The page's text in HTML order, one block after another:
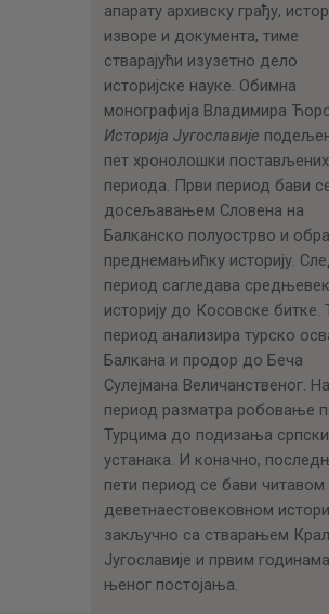
апарату архивску грађу,
изворе и документа, тиме
стварајући изузетно дело
историјске науке. Обимна
монографија Владимира
Историја Југославије
пет хронолошки постављених
периода. Први период бави
досељавањем Словена на
Балканско полуострво и
преднемањићку историју.
период сагледава
историју до Косовске битке.
период анализира турско
Балкана и продор до Беча
Сулејмана Величанственог.
период разматра робовање
Турцима до подизања
устанака. И коначно,
пети период се бави читавом
деветнаестовековном
закључно са стварањем
Југославије и првим годинама
њеног постојања.